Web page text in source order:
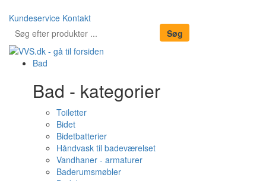
Kundeservice Kontakt
Bad
Bad - kategorier
Toiletter
Bidet
Bidetbatterier
Håndvask til badeværelset
Vandhaner - armaturer
Baderumsmøbler